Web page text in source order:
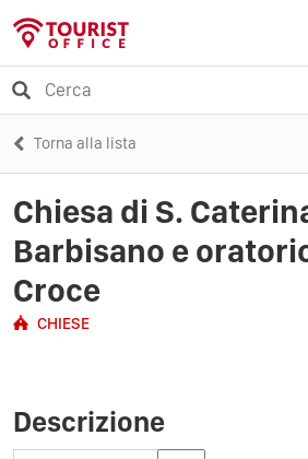
Torna alla lista
Chiesa di S.
Barbisano e
Croce
CHIESE
Descrizione